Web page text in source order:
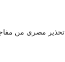
تحذير مصري من